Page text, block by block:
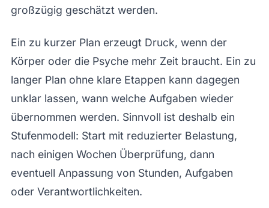
großzügig geschätzt werden.
Ein zu kurzer Plan erzeugt Druck, wenn der
Körper oder die Psyche mehr Zeit braucht. Ein zu
langer Plan ohne klare Etappen kann dagegen
unklar lassen, wann welche Aufgaben wieder
übernommen werden. Sinnvoll ist deshalb ein
Stufenmodell: Start mit reduzierter Belastung,
nach einigen Wochen Überprüfung, dann
eventuell Anpassung von Stunden, Aufgaben
oder Verantwortlichkeiten.